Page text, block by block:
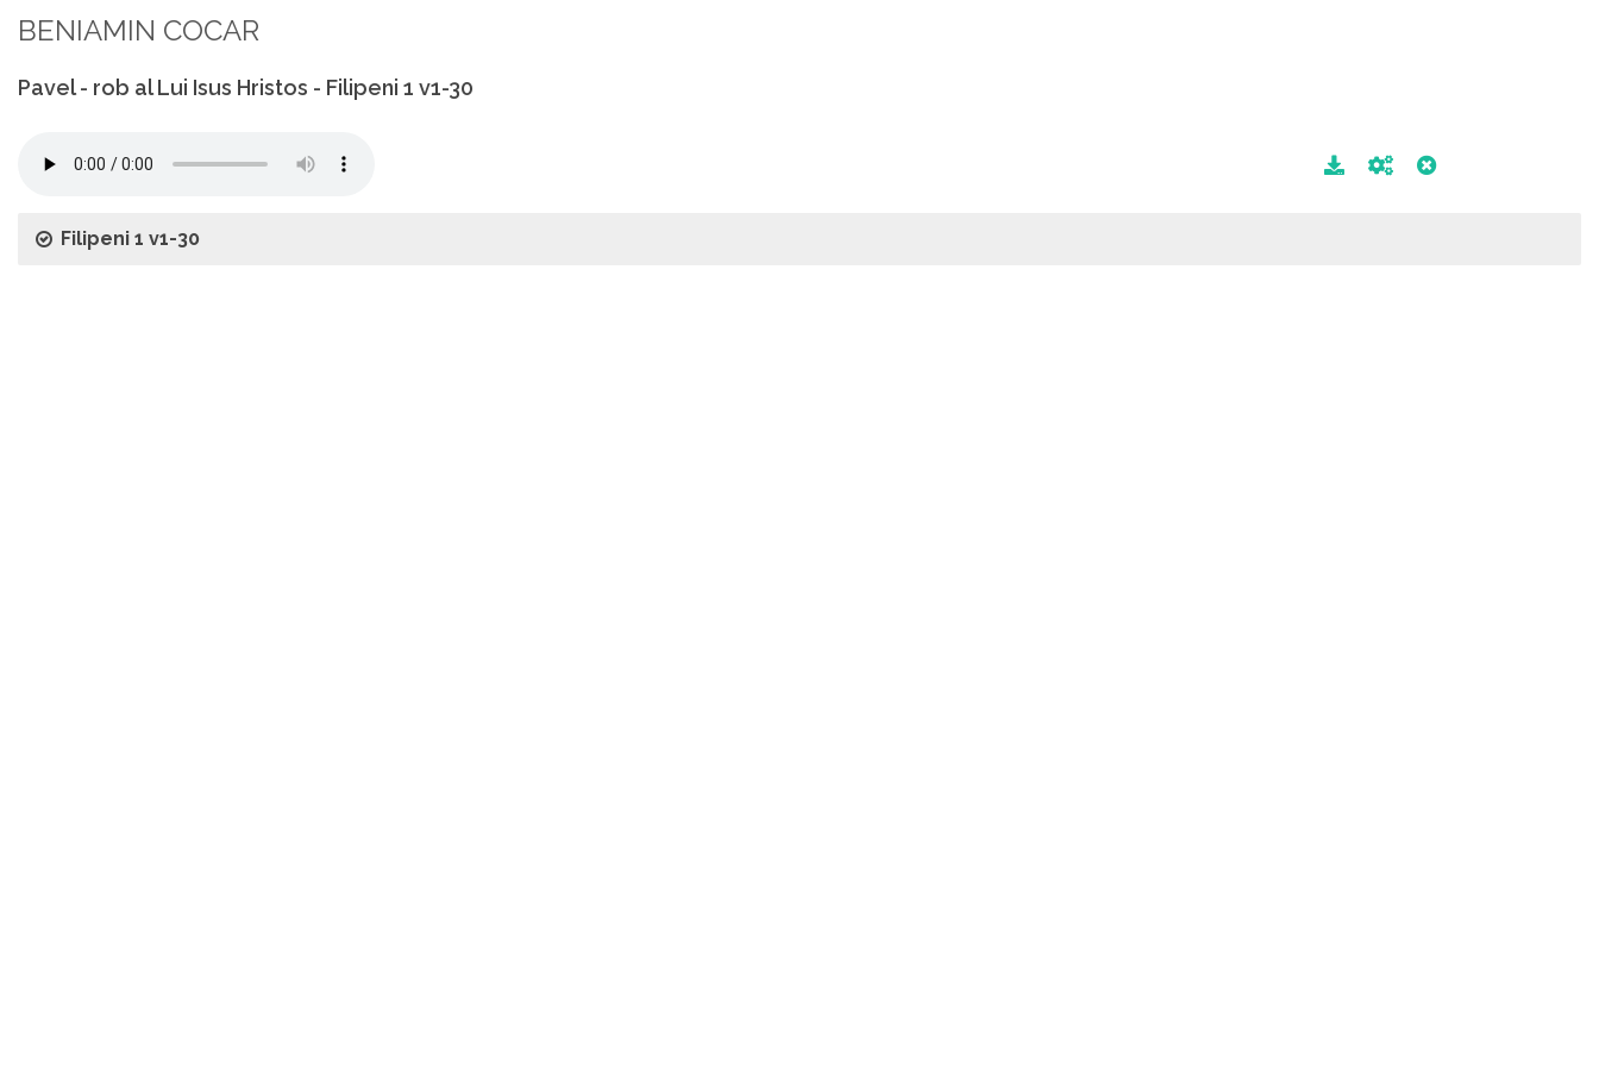
BENIAMIN COCAR
Pavel - rob al Lui Isus Hristos - Filipeni 1 v1-30
Filipeni 1 v1-30